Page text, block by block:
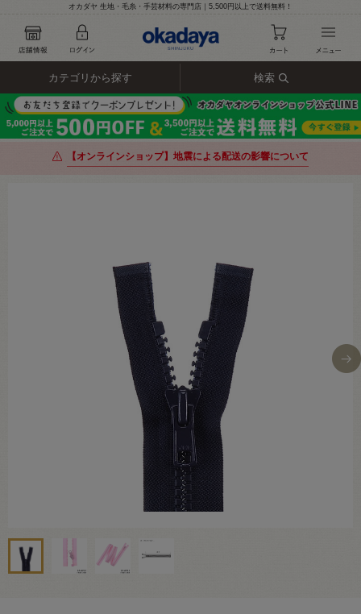
オカダヤ 生地・毛糸・手芸材料の専門店｜5,500円以上で送料無料！
カテゴリから探す 検索
【オンラインショップ】地震による配送の影響について